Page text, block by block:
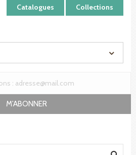
Catalogues Collections
M'ABONNER